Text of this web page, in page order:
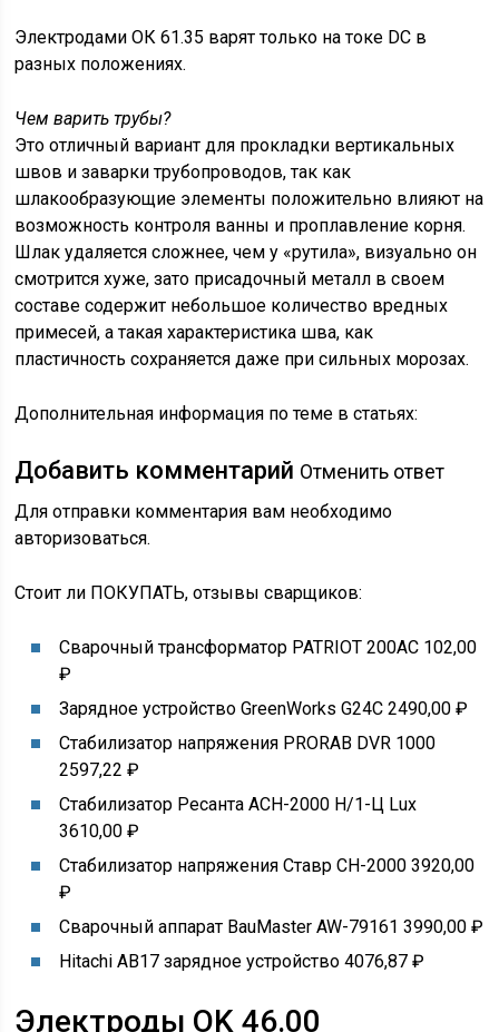
Электродами ОК 61.35 варят только на токе DC в
разных положениях.
Чем варить трубы?
Это отличный вариант для прокладки вертикальных
швов и заварки трубопроводов, так как
шлакообразующие элементы положительно влияют на
возможность контроля ванны и проплавление корня.
Шлак удаляется сложнее, чем у «рутила», визуально он
смотрится хуже, зато присадочный металл в своем
составе содержит небольшое количество вредных
примесей, а такая характеристика шва, как
пластичность сохраняется даже при сильных морозах.
Дополнительная информация по теме в статьях:
Добавить комментарий Отменить ответ
Для отправки комментария вам необходимо
авторизоваться.
Cтоит ли ПОКУПАТЬ, отзывы сварщиков:
Сварочный трансформатор PATRIOT 200AC 102,00
₽
Зарядное устройство GreenWorks G24C 2490,00 ₽
Стабилизатор напряжения PRORAB DVR 1000
2597,22 ₽
Стабилизатор Ресанта АСН-2000 Н/1-Ц Lux
3610,00 ₽
Стабилизатор напряжения Ставр СН-2000 3920,00
₽
Сварочный аппарат BauMaster AW-79161 3990,00 ₽
Hitachi AB17 зарядное устройство 4076,87 ₽
Электроды OK 46.00